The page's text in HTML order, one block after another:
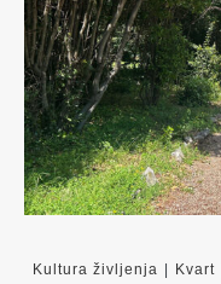
Kultura življenja Kvart